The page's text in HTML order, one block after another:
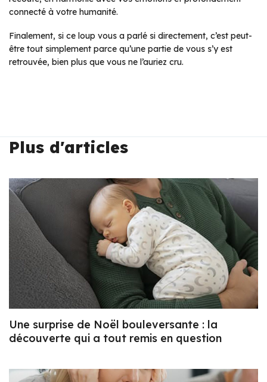
connecté à votre humanité.
Finalement, si ce loup vous a parlé si directement, c’est peut-
être tout simplement parce qu’une partie de vous s’y est
retrouvée, bien plus que vous ne l’auriez cru.
Plus d'articles
Une surprise de Noël bouleversante : la
découverte qui a tout remis en question